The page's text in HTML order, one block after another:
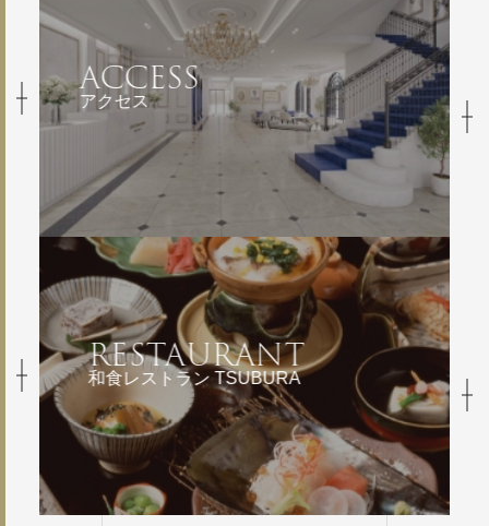
ACCESS
アクセス
RESTAURANT
和食レストラン TSUBURA